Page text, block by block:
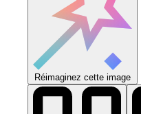
Réimaginez cette image